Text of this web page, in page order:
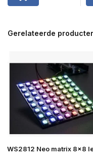
Gerelateerde
WS2812 Neo matrix 8x8